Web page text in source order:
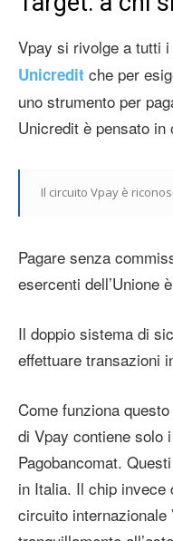
Vpay si rivolge a tutti
Unicredit che per
uno strumento per
Unicredit è pensato in
Il circuito Vpay è
Pagare senza
esercenti dell’Unione
Il doppio sistema di
effettuare transazioni
Come funziona
di Vpay contiene solo
Pagobancomat.
in Italia. Il chip invece
circuito internazionale